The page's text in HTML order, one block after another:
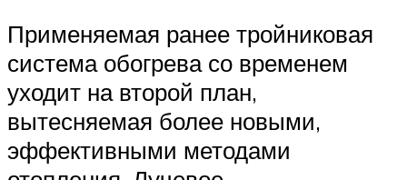
Применяемая ранее тройниковая
система обогрева со временем
уходит на второй план,
вытесняемая более новыми,
эффективными методами